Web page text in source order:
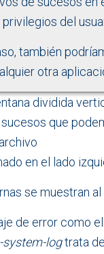
del
también
otra
dividida
que
en el lado
se muestran al
de error como
system-logtrata